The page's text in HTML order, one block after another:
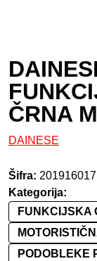
ČRNA
DAINESE
Šifra: 201916017
Kategorija:
FUNKCIJSKA
PODOBLEKE